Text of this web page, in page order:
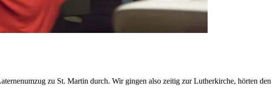
zu St. Martin durch. Wir gingen also zeitig zur Lutherkirche, hörten den